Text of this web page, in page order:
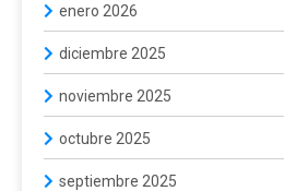
enero 2026
diciembre 2025
noviembre 2025
octubre 2025
septiembre 2025